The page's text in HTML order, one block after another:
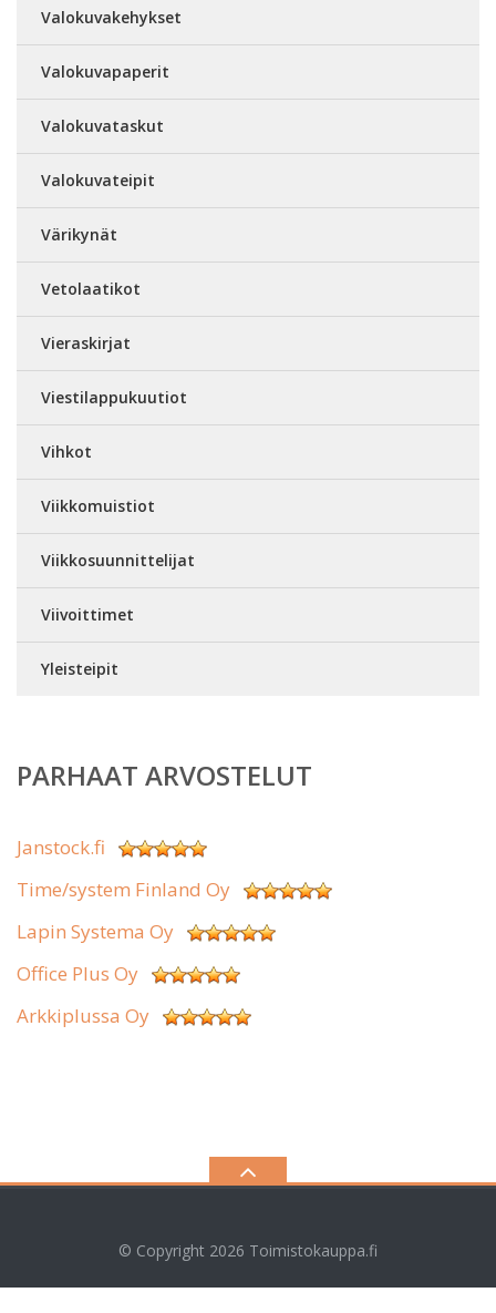
Valokuvakehykset
Valokuvapaperit
Valokuvataskut
Valokuvateipit
Värikynät
Vetolaatikot
Vieraskirjat
Viestilappukuutiot
Vihkot
Viikkomuistiot
Viikkosuunnittelijat
Viivoittimet
Yleisteipit
PARHAAT ARVOSTELUT
Janstock.fi
Time/system Finland Oy
Lapin Systema Oy
Office Plus Oy
Arkkiplussa Oy
© Copyright 2026 Toimistokauppa.fi